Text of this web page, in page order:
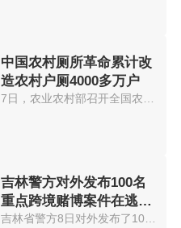
中国农村厕所革命累计改
造农村户厕4000多万户
7日，农业农村部召开全国农村厕...
吉林警方对外发布100名
重点跨境赌博案件在逃嫌
疑人名单